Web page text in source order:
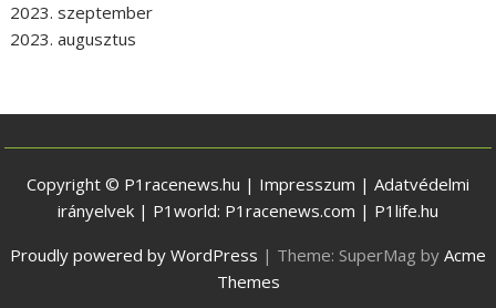
2023. szeptember
2023. augusztus
Copyright © P1racenews.hu | Impresszum | Adatvédelmi
irányelvek | P1world: P1racenews.com | P1life.hu
Proudly powered by WordPress | Theme: SuperMag by Acme
Themes